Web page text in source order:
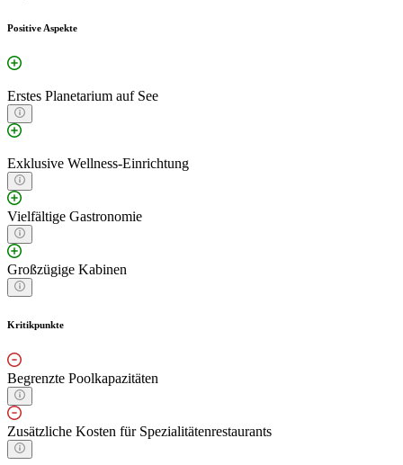
Positive Aspekte
Erstes Planetarium auf See
Exklusive Wellness-Einrichtung
Vielfältige Gastronomie
Großzügige Kabinen
Kritikpunkte
Begrenzte Poolkapazitäten
Zusätzliche Kosten für Spezialitätenrestaurants